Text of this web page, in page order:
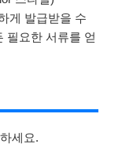
게 발급받을 수
필요한 서류를 얻
세요.